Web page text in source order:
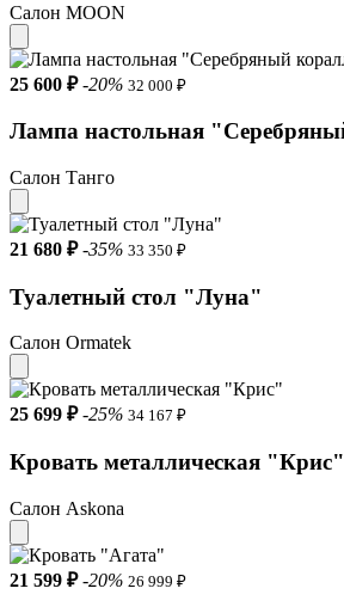
Салон MOON
25 600 ₽ -20% 32 000 ₽
Лампа настольная
Салон Танго
21 680 ₽ -35% 33 350 ₽
Туалетный стол "Луна"
Салон Ormatek
25 699 ₽ -25% 34 167 ₽
Кровать металлическая "Крис"
Салон Askona
21 599 ₽ -20% 26 999 ₽